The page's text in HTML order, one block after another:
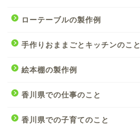
ローテーブルの製作例
手作りおままごとキッチンのこと
絵本棚の製作例
香川県での仕事のこと
香川県での子育てのこと